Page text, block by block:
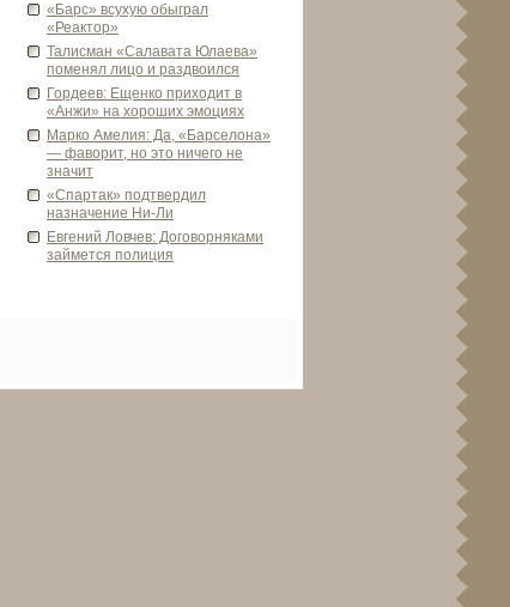
«Барс» всухую обыграл
«Реактор»
Талисман «Салавата Юлаева»
поменял лицо и раздвоился
Горде­ев: Ещенко приходит в
«Анжи» на хороших эмоциях
Марко Амелия: Да, «Барселона»
— фаворит, но это ничего не
значит
«Спартак» подтве­рдил
назначение Ни-Ли
Евгений Ловчев: Договорняками
займется полиция